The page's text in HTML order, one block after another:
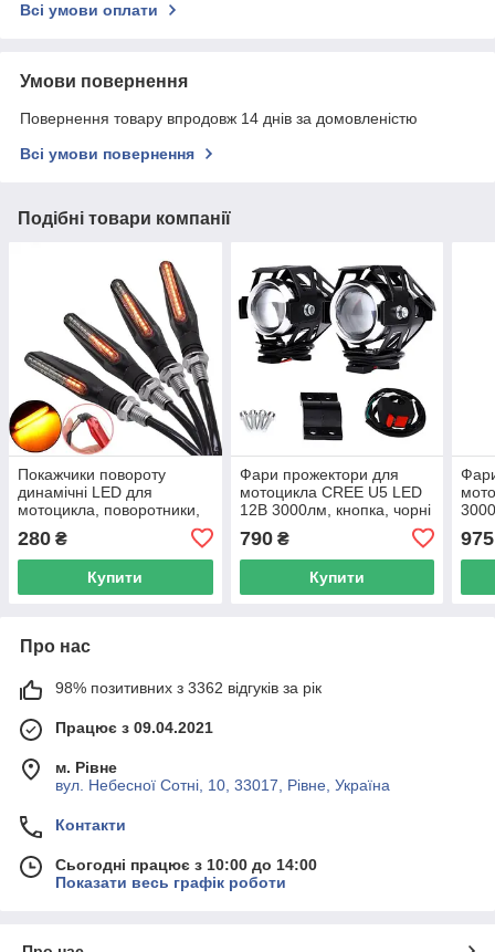
Всі умови оплати
Умови повернення
Повернення товару впродовж 14 днів за домовленістю
Всі умови повернення
Подібні товари компанії
Покажчики повороту
динамічні LED для
мотоцикла, поворотники,
280 ₴
Купити
Фари прожектори для
мотоцикла CREE U5 LED
12В 3000лм, кнопка, чорні
790₴
Купити
975
Про нас
98% позитивних з 3362 відгуків за рік
Працює з 09.04.2021
м. Рівне
вул. Небесної Сотні, 10, 33017, Рівне, Україна
Контакти
Сьогодні працює з 10:00 до 14:00
Показати весь графік роботи